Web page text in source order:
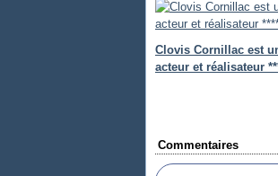
Clovis Cornillac est
acteur et réalisateur
Commentaires